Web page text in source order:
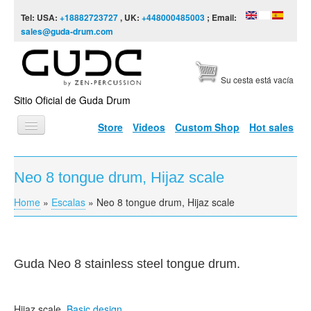
Tel: USA: +18882723727, UK: +448000485003 ; Email:
sales@guda-drum.com
Sitio Oficial de Guda Drum
Su cesta está vacía
Store Videos Custom Shop Hot sales
INICIO
TIPOS DE GUDA
DISEÑOS
INFORMACIÓN
Neo 8 tongue drum, Hijaz scale
You are here
Home » Escalas » Neo 8 tongue drum, Hijaz scale
Guda Neo 8 stainless steel tongue drum.